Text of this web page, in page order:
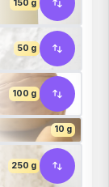
150 g
50 g
100 g
10 g
250 g